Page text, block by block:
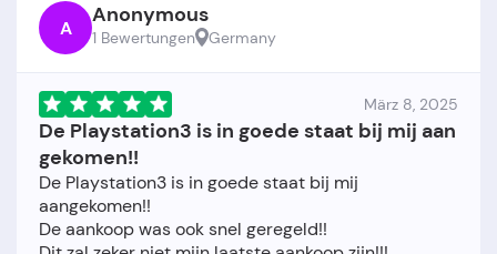
A Anonymous
1 Bewertungen Germany
März 8, 2025
De Playstation3 is in goede staat bij mij aan
gekomen!!
De Playstation3 is in goede staat bij mij
aangekomen!!
De aankoop was ook snel geregeld!!